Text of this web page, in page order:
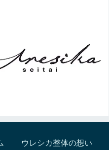
ウレシカ整体の想い